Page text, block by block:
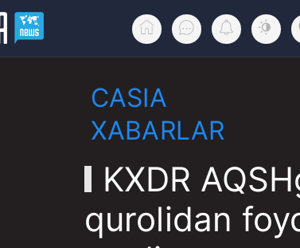
CASIA
XABARLAR
KXDR
qurolidan